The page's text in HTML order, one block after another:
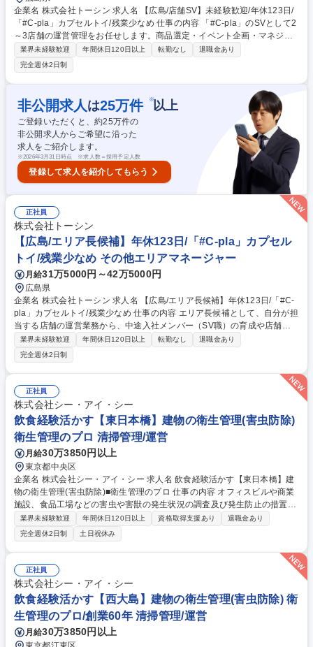
企業名 株式会社トーシン 求人名 【広島/店舗SV】未経験歓迎/年休123日/
「#C-pla」カプセルトイ/残業少なめ 仕事の内容 「#C-pla」のSVとして2
～3店舗の運営管理をお任せします。商品選定・イベント企画・マネジメ
ント等、業務は多岐にわたりますので裁量権を持ちながらキャリアを積む
ことが叶います。変更の範囲:当社業務全般 【業務詳細】・カプセルトイ
の商品選定（仕入れた商品の中から、自店舗の客層や売上を踏まえて、追
加発注を行います） ・イベント企画（季節、周年など）・商品の在庫管
理・金銭管理（両替機の釣銭準備）・収益管理・人員管理（アルバイト社
員の勤怠管理・育成、採用面接）・商品配置の検討（自店舗の客層や商品
の売れ行きを踏まえて、適切な商品配置を行います）など 募集職種 【広
島/店舗SV】未経験歓迎/年休123日/「#C-pla」カプセルトイ/残業少なめ
業界未経験歓迎 年間休日120日以上 転勤なし
退職金あり
完全週休2日制
非公開求人 は25万件 ※以上
ご登録いただくと、約25万件の
非公開求人からご希望に沿った
求人をご紹介します。
※2026年3月31日時点 ※求人数＝採用予定人数
登録して求人を紹介してもらう
正社員
株式会社トーシン
【広島/エリア長候補】年休123日/「#C-pla」カプセル
トイ/残業少なめ その他エリアマネージャー
月給31万5000円～42万5000円
広島県
企業名 株式会社トーシン 求人名 【広島/エリア長候補】年休123日/「#C-
pla」カプセルトイ/残業少なめ 仕事の内容 エリア長候補として、自分が担
当する店舗の運営業務から、中途入社メンバー（SV職）の育成や店舗運
営サポートをお任せします。 変更の範囲:当社業務全般 【業務詳細】・中
途入社メンバー（SV職）の育成や店舗運営サポート：入社時研修実施
後、SVとして独り立ちできるようにOJT研修の実施、またそのメンバーが
担当している店舗の運営指導やサポート ・マネジメント：アルバイト社員
の育成、シフト管理、採用面接など ・カプセルトイの商品選定 ・イベン
ト企画（季節、周年など）・商品の在庫管理 ・金銭管理（両替機の釣銭準
備）・収益管理 ・商品配置の検討 募集職種 【広島/エリア長候補】年休12
3日/「#C-pla」カプセルトイ/残業少なめ
業界未経験歓迎 年間休日120日以上 転勤なし
退職金あり
完全週休2日制
正社員
株式会社シー・アイ・シー
飲食経験活かす【東日本橋】建物の衛生管理(害虫防除)
衛生管理のプロ 清掃管理/運営
月給30万3850円以上
東京都中央区
企業名 株式会社シー・アイ・シー 求人名 飲食経験活かす【東日本橋】建
物の衛生管理(害虫防除)■衛生管理のプロ 仕事の内容 オフィスビルや商業
施設、食品工場などの害虫や害獣の発生状況の調査及び発生防止の措置を
講じます。「建築物衛生法」に基づき建物の管理者に義務付けられている
ため、常に需要があり、非常に安定した事業です。 【詳細】調査結果によ
り追加の作業が必要な場合は提案及び見積もりの作成から受注まで行いま
す。時には大型ビルの設計段階から携わり、ねずみが侵入しにくい構造と
なるようコンサルテーションも行います。 【働き方】残業平均30時間/
月。繁忙期は45時間もありますが、残業削減のために増員募集中。現場に
よっては休日・夜間勤務有(手当/振休有) 【競合優位性】全員が正社員のた
め他社より高額ですが高品質で選ばれています。 募集職種 飲食経験活か
す【東日本橋】建物の衛生管理(害虫防除)■衛生管理のプロ
業界未経験歓迎 年間休日120日以上 資格取得支援あり
退職金あり
完全週休2日制
土日祝休み
正社員
株式会社シー・アイ・シー
飲食経験活かす【西大島】建物の衛生管理(害虫防除) 衛
生管理のプロ/創業60年 清掃管理/運営
月給30万3850円以上